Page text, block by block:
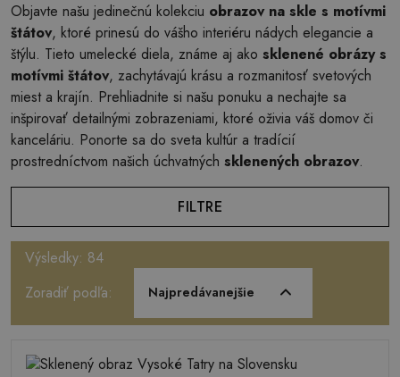
Objavte našu jedinečnú kolekciu obrazov na skle s motívmi
štátov, ktoré prinesú do vášho interiéru nádych elegancie a
štýlu. Tieto umelecké diela, známe aj ako sklenené obrázy s
motívmi štátov, zachytávajú krásu a rozmanitosť svetových
miest a krajín. Prehliadnite si našu ponuku a nechajte sa
inšpirovať detailnými zobrazeniami, ktoré oživia váš domov či
kanceláriu. Ponorte sa do sveta kultúr a tradícií
prostredníctvom našich úchvatných sklenených obrazov.
FILTRE
Výsledky: 84
Zoradiť podľa:
Najpredávanejšie